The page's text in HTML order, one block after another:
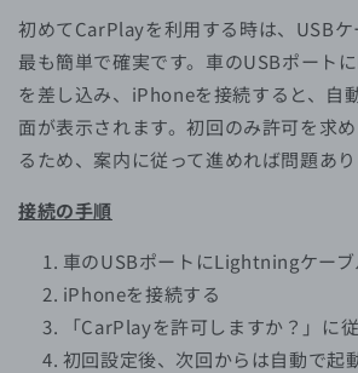
初めてCarPlayを利用する時は、USB
最も簡単で確実です。車のUSBポート
を差し込み、iPhoneを接続すると、自
面が表示されます。初回のみ許可を求
るため、案内に従って進めれば問題あり
接続の手順
車のUSBポートにLightningケーブ
iPhoneを接続する
「CarPlayを許可しますか？」に
初回設定後、次回からは自動で起